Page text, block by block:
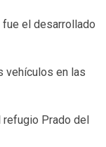
el desarrollado
vehículos en las
refugio Prado del